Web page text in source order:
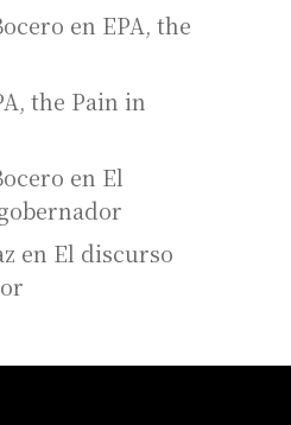
en EPA, the
the Pain in
en El
en El discurso